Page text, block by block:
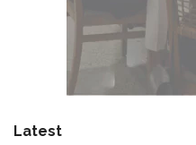
Latest